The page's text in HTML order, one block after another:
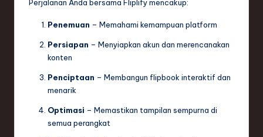
Perjalanan Anda bersama Fliplify mencakup:
Penemuan – Memahami kemampuan platform
Persiapan – Menyiapkan akun dan merencanakan
konten
Penciptaan – Membangun flipbook interaktif dan
menarik
Optimasi – Memastikan tampilan sempurna di
semua perangkat